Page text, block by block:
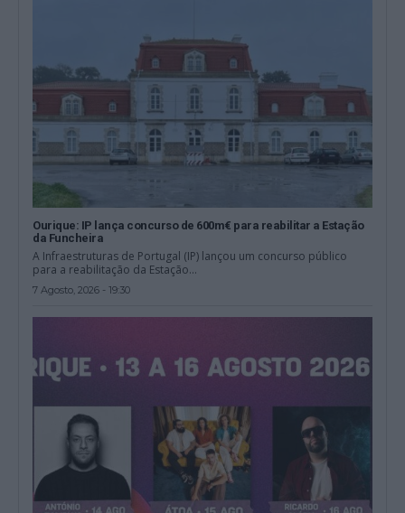
Ourique: IP lança concurso de 600m€ para reabilitar a Estação
da Funcheira
A Infraestruturas de Portugal (IP) lançou um concurso público
para a reabilitação da Estação...
7 Agosto, 2026 - 19:30